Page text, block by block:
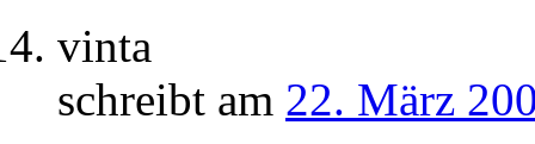
vinta
schreibt am 22. März